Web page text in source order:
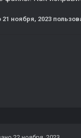
21 ноября, 2023